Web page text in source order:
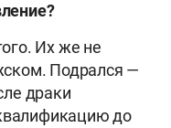
Их же не
Подрался —
драки
до